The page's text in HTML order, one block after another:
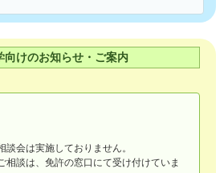
向けのお知らせ・ご案内
会は実施しておりません。
相談は、免許の窓口にて受け付けていま